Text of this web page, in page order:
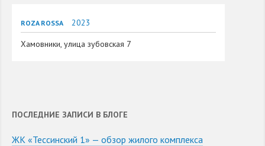
ROZA ROSSA
2023
Хамовники, улица зубовская 7
ПОСЛЕДНИЕ ЗАПИСИ В БЛОГЕ
ЖК «Тессинский 1» — обзор жилого комплекса